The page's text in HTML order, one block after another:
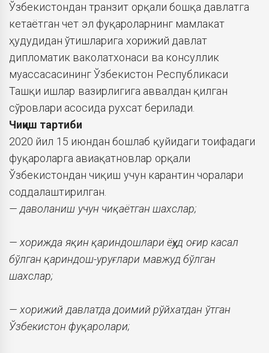
Ўзбекистондан транзит орқали бошқа давлатга
кетаётган чет эл фуқароларнинг мамлакат
ҳудудидан ўтишларига хорижий давлат
дипломатик ваколатхонаси ва консуллик
муассасасининг Ўзбекистон Республикаси
Ташқи ишлар вазирлигига аввалдан қилган
сўровлари асосида рухсат берилади.
Чиқиш тартиби
2020 йил 15 июндан бошлаб қуйидаги тоифадаги
фуқароларга авиақатновлар орқали
Ўзбекистондан чиқиш учун карантин чоралари
соддалаштирилган.
— даволаниш учун чиқаётган шахслар;
— хорижда яқин қариндошлари ёҳуд оғир касал
бўлган қариндош-уруғлари мавжуд бўлган
шахслар;
— хорижий давлатда доимий рўйхатдан ўтган
Ўзбекистон фуқаролари;